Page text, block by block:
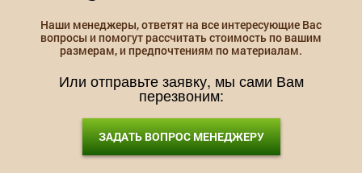
Наши менеджеры, ответят на все интересующие Вас
вопросы и помогут рассчитать стоимость по вашим
размерам, и предпочтениям по материалам.
Или отправьте заявку, мы сами Вам
перезвоним:
ЗАДАТЬ ВОПРОС МЕНЕДЖЕРУ